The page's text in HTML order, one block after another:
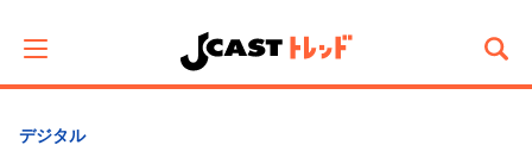
デジタル